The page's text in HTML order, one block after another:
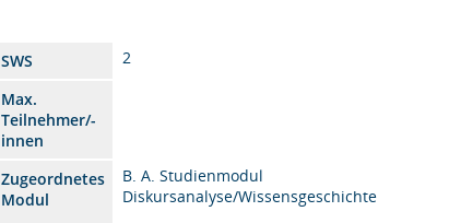
SWS
2
Max.
Teilnehmer/-
innen
Zugeordnetes
Modul
B. A. Studienmodul
Diskursanalyse/Wissensgeschichte